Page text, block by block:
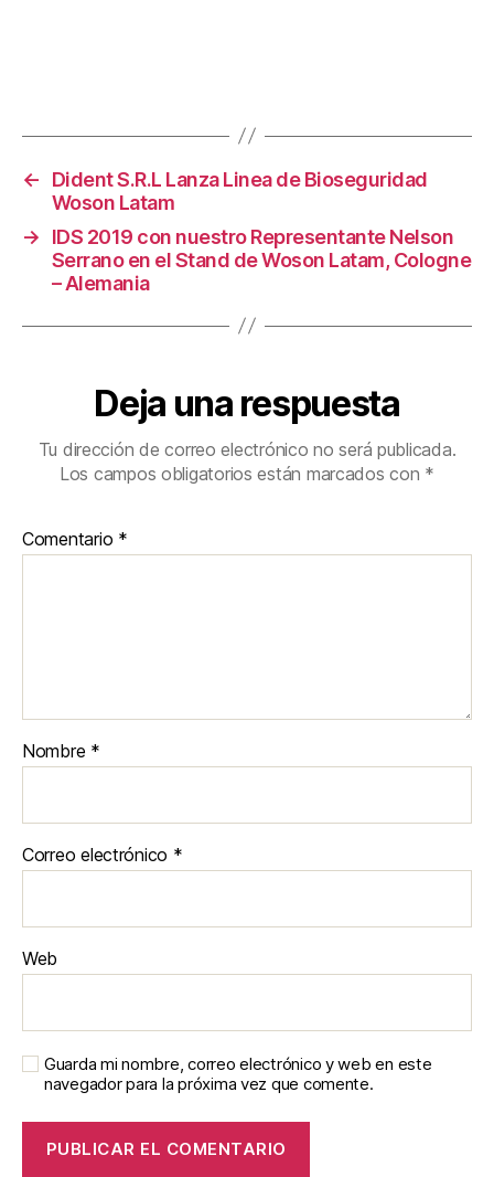
←
Dident S.R.L Lanza Linea de Bioseguridad
Woson Latam
→
IDS 2019 con nuestro Representante Nelson
Serrano en el Stand de Woson Latam, Cologne
– Alemania
Deja una respuesta
Tu dirección de correo electrónico no será publicada.
Los campos obligatorios están marcados con *
Comentario *
Nombre *
Correo electrónico *
Web
Guarda mi nombre, correo electrónico y web en este
navegador para la próxima vez que comente.